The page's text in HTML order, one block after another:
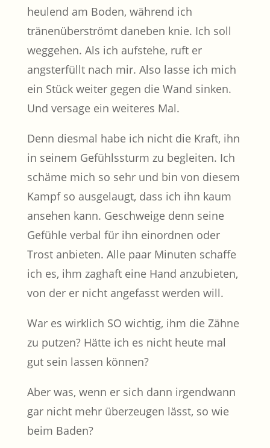
heulend am Boden, während ich
tränenüberströmt daneben knie. Ich soll
weggehen. Als ich aufstehe, ruft er
angsterfüllt nach mir. Also lasse ich mich
ein Stück weiter gegen die Wand sinken.
Und versage ein weiteres Mal.
Denn diesmal habe ich nicht die Kraft, ihn
in seinem Gefühlssturm zu begleiten. Ich
schäme mich so sehr und bin von diesem
Kampf so ausgelaugt, dass ich ihn kaum
ansehen kann. Geschweige denn seine
Gefühle verbal für ihn einordnen oder
Trost anbieten. Alle paar Minuten schaffe
ich es, ihm zaghaft eine Hand anzubieten,
von der er nicht angefasst werden will.
War es wirklich SO wichtig, ihm die Zähne
zu putzen? Hätte ich es nicht heute mal
gut sein lassen können?
Aber was, wenn er sich dann irgendwann
gar nicht mehr überzeugen lässt, so wie
beim Baden?